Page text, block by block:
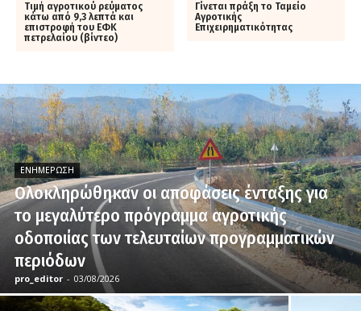
Τιμή αγροτικού ρεύματος
κάτω από 9,3 λεπτά και
επιστροφή του ΕΦΚ
πετρελαίου (βίντεο)
Γίνεται πράξη το Ταμείο
Αγροτικής
Επιχειρηματικότητας
ΕΝΗΜΈΡΩΣΗ
Ολοκληρώθηκαν οι αποφάσεις ένταξης για
το μεγαλύτερο πρόγραμμα αγροτικής
οδοποιίας των τελευταίων προγραμματικών
περιόδων
pro_editor - 03/08/2026